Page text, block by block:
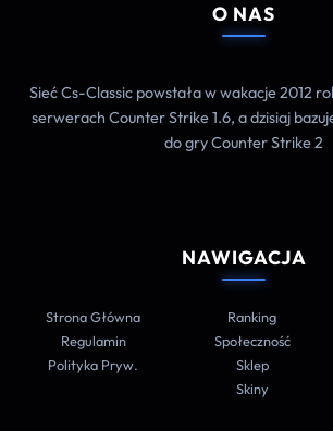
O NAS
Sieć Cs-Classic powstała w wakacje 2012
serwerach Counter Strike 1.6, a dzisiaj
do gry Counter Strike 2
NAWIGACJA
Strona Główna
Regulamin
Polityka Pryw.
Ranking
Społeczność
Sklep
Skiny